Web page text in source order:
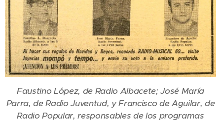
Faustino López, de Radio Albacete; José María
Parra, de Radio Juventud, y Francisco de Aguilar, de
Radio Popular, responsables de los programas